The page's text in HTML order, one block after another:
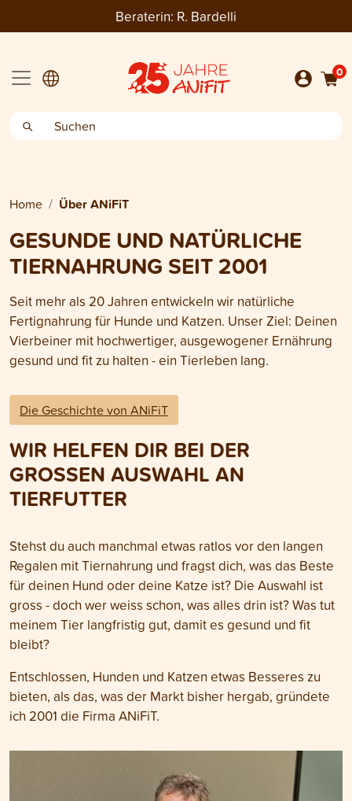
Beraterin: R. Bardelli
0
Home Über ANiFiT
GESUNDE UND NATÜRLICHE
TIERNAHRUNG SEIT 2001
Seit mehr als 20 Jahren entwickeln wir natürliche
Fertignahrung für Hunde und Katzen. Unser Ziel: Deinen
Vierbeiner mit hochwertiger, ausgewogener Ernährung
gesund und fit zu halten - ein Tierleben lang.
Die Geschichte von ANiFiT
WIR HELFEN DIR BEI DER
GROSSEN AUSWAHL AN
TIERFUTTER
Stehst du auch manchmal etwas ratlos vor den langen
Regalen mit Tiernahrung und fragst dich, was das Beste
für deinen Hund oder deine Katze ist? Die Auswahl ist
gross - doch wer weiss schon, was alles drin ist? Was tut
meinem Tier langfristig gut, damit es gesund und fit
bleibt?
Entschlossen, Hunden und Katzen etwas Besseres zu
bieten, als das, was der Markt bisher hergab, gründete
ich 2001 die Firma ANiFiT.